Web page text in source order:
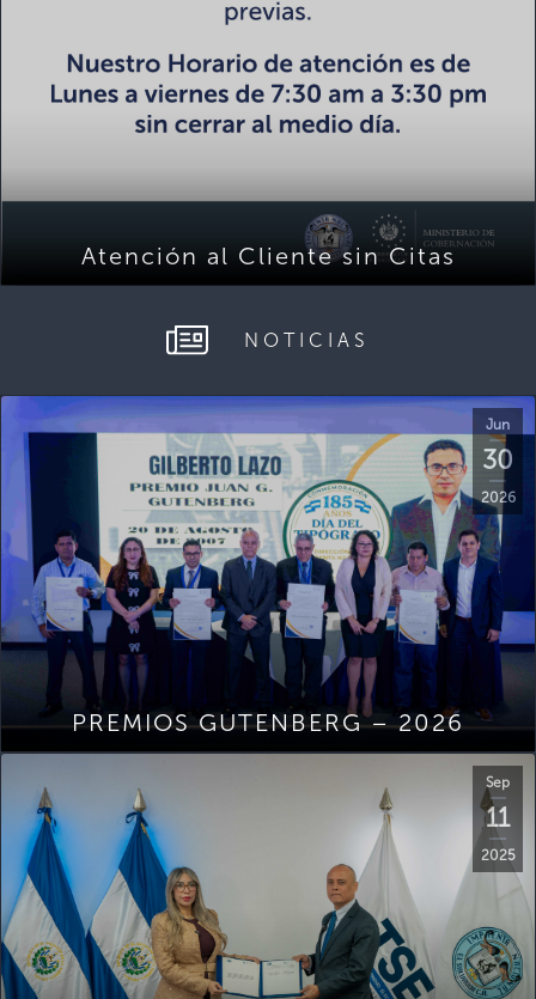
Atención al Cliente sin Citas
NOTICIAS
Jun
30
2026
PREMIOS GUTENBERG – 2026
Sep
11
2025